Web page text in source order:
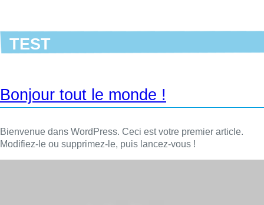
TEST
Bonjour tout le monde !
Bienvenue dans WordPress. Ceci est votre premier article.
Modifiez-le ou supprimez-le, puis lancez-vous !